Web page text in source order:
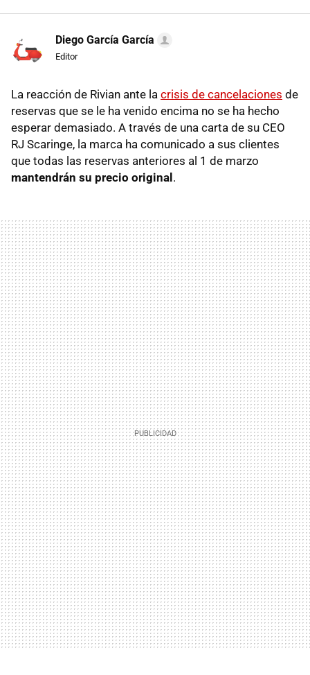
Diego García García
Editor
La reacción de Rivian ante la crisis de cancelaciones de
reservas que se le ha venido encima no se ha hecho
esperar demasiado. A través de una carta de su CEO
RJ Scaringe, la marca ha comunicado a sus clientes
que todas las reservas anteriores al 1 de marzo
mantendrán su precio original.